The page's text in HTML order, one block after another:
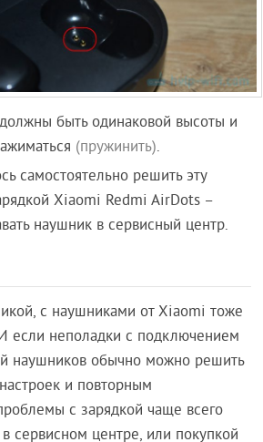
быть одинаковой высоты и
(пружинить).
самостоятельно решить эту
Xiaomi Redmi AirDots –
наушник в сервисный центр.
с наушниками от Xiaomi тоже
если неполадки с подключением
наушников обычно можно решить
и повторным
с зарядкой чаще всего
сервисном центре, или покупкой